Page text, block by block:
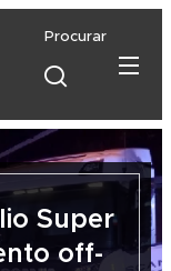
Procurar
Super
off-